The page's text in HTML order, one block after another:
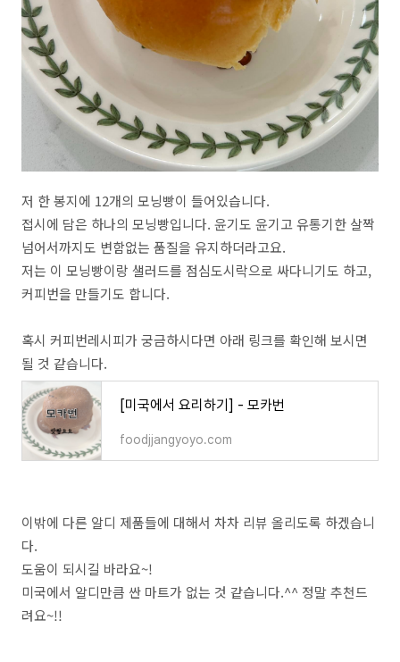
저 한 봉지에 12개의 모닝빵이 들어있습니다.
접시에 담은 하나의 모닝빵입니다. 윤기도 윤기고 유통기한 살짝
넘어서까지도 변함없는 품질을 유지하더라고요.
저는 이 모닝빵이랑 샐러드를 점심도시락으로 싸다니기도 하고,
커피번을 만들기도 합니다.
혹시 커피번레시피가 궁금하시다면 아래 링크를 확인해 보시면
될 것 같습니다.
[미국에서 요리하기] - 모카번
foodjjangyoyo.com
이밖에 다른 알디 제품들에 대해서 차차 리뷰 올리도록 하겠습니
다.
도움이 되시길 바라요~!
미국에서 알디만큼 싼 마트가 없는 것 같습니다.^^ 정말 추천드
려요~!!